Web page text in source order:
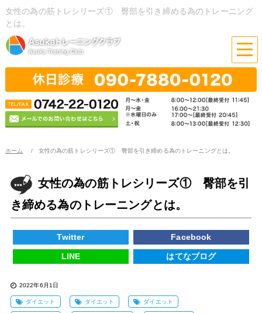
女性の為の筋トレシリーズ① 臀部を引き締める為のトレーニング
とは。
ホーム 女性の為の筋トレシリーズ① 臀部を引き締める為のトレーニングとは。
女性の為の筋トレシリーズ① 臀部を引
き締める為のトレーニングとは。
Twitter Facebook
LINE はてなブログ
2022年6月1日
ダイエット ダイエット ダイエット